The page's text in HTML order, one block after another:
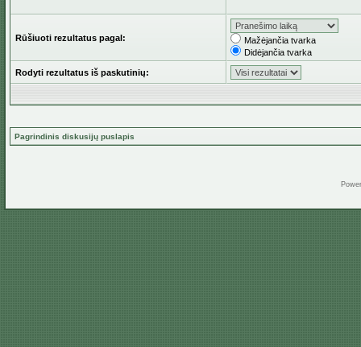
Rūšiuoti rezultatus pagal:
Mažėjančia tvarka
Didėjančia tvarka
Rodyti rezultatus iš paskutinių:
Pagrindinis diskusijų puslapis